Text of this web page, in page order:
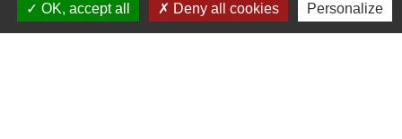
OK, accept all
Deny all cookies Personalize